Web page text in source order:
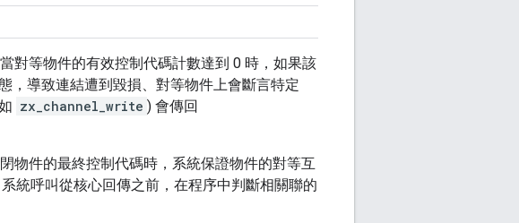
對等物件的有效控制代碼計數達到 0 時，如果該
，導致連結遭到毀損、對等物件上會斷言特定
zx_channel_write ) 會傳回
物件的最終控制代碼時，系統保證物件的對等互
系統呼叫從核心回傳之前，在程序中判斷相關聯的